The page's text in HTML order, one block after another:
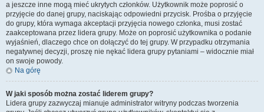
a jeszcze inne mogą mieć ukrytych członków. Użytkownik może poprosić o
przyjęcie do danej grupy, naciskając odpowiedni przycisk. Prośba o przyjęcie
do grupy, która wymaga akceptacji przyjęcia nowego członka, musi zostać
zaakceptowana przez lidera grupy. Może on poprosić użytkownika o podanie
wyjaśnień, dlaczego chce on dołączyć do tej grupy. W przypadku otrzymania
negatywnej decyzji, proszę nie nękać lidera grupy pytaniami – widocznie miał
on swoje powody.
Na górę
W jaki sposób można zostać liderem grupy?
Lidera grupy zazwyczaj mianuje administrator witryny podczas tworzenia